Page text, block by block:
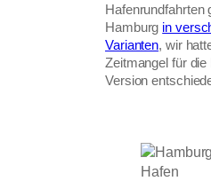
Hafenrundfahrten
Hamburg in
Varianten, wir
Zeitmangel für die
Version